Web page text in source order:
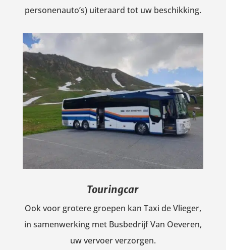
personenauto’s) uiteraard tot uw beschikking.
Touringcar
Ook voor grotere groepen kan Taxi de Vlieger,
in samenwerking met Busbedrijf Van Oeveren,
uw vervoer verzorgen.